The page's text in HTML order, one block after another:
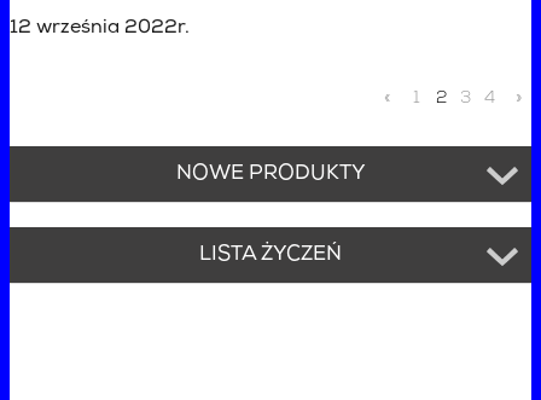
12 września 2022r.
« 1 2 3 4 »
NOWE PRODUKTY
LISTA ŻYCZEŃ